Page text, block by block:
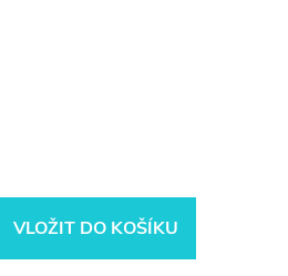
VLOŽIT DO KOŠÍKU